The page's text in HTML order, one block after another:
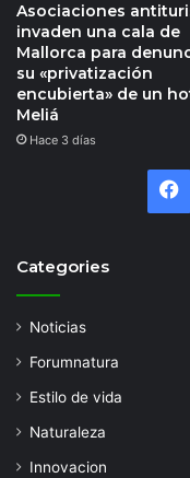
Asociaciones
invaden una cala de
Mallorca para
su «privatización
encubierta» de un
Meliá
Hace 3 días
Categories
Noticias
Forumnatura
Estilo de vida
Naturaleza
Innovacion